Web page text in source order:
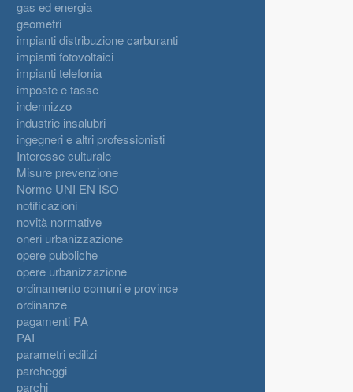
gas ed energia
geometri
impianti distribuzione carburanti
impianti fotovoltaici
impianti telefonia
imposte e tasse
indennizzo
industrie insalubri
ingegneri e altri professionisti
Interesse culturale
Misure prevenzione
Norme UNI EN ISO
notificazioni
novità normative
oneri urbanizzazione
opere pubbliche
opere urbanizzazione
ordinamento comuni e province
ordinanze
pagamenti PA
PAI
parametri edilizi
parcheggi
parchi